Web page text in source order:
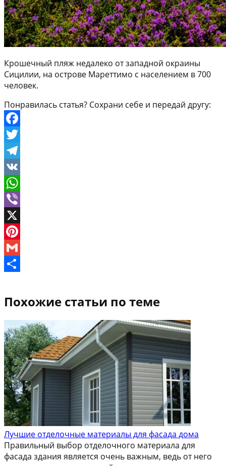
Крошечный пляж недалеко от западной окраины
Сицилии, на острове Мареттимо с населением в 700
человек.
Понравилась статья? Сохрани себе и передай другу:
Facebook
Twitter
Telegram
VK
WhatsApp
Viber
X
Pinterest
Gmail
Похожие статьи по теме
Лучшие отделочные материалы для фасада дома
Правильный выбор отделочного материала для
фасада здания является очень важным, ведь от него